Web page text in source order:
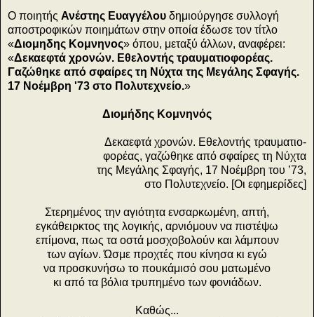
Ο ποιητής Ανέστης Ευαγγέλου δημιούργησε συλλογή
αποστροφικών ποιημάτων στην οποία έδωσε τον τίτλο
«Διομηδης Κομνηνος» όπου, μεταξύ άλλων, αναφέρει:
«Δεκαεφτά χρονών. Εθελοντής τραυματιοφορέας.
Γαζώθηκε από σφαίρες τη Νύχτα της Μεγάλης Σφαγής.
17 Νοέμβρη '73 στο Πολυτεχνείο.»
Διομήδης Κομνηνός
Δεκαεφτά χρονών. Εθελοντής τραυματιο-
φορέας, γαζώθηκε από σφαίρες τη Νύχτα
της Μεγάλης Σφαγής, 17 Νοέμβρη του ’73,
στο Πολυτεχνείο. [Οι εφημερίδες]
Στερημένος την αγιότητα ενσαρκωμένη, απτή,
εγκάθειρκτος της λογικής, αρνιόμουν να πιστέψω
επίμονα, πως τα οστά μοσχοβολούν και λάμπουν
των αγίων. Ώσμε προχτές που κίνησα κι εγώ
να προσκυνήσω το πουκάμισό σου ματωμένο
κι από τα βόλια τρυπημένο των φονιάδων.
Καθώς...